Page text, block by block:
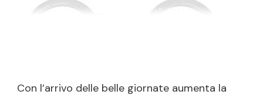
Con l’arrivo delle belle giornate aumenta la